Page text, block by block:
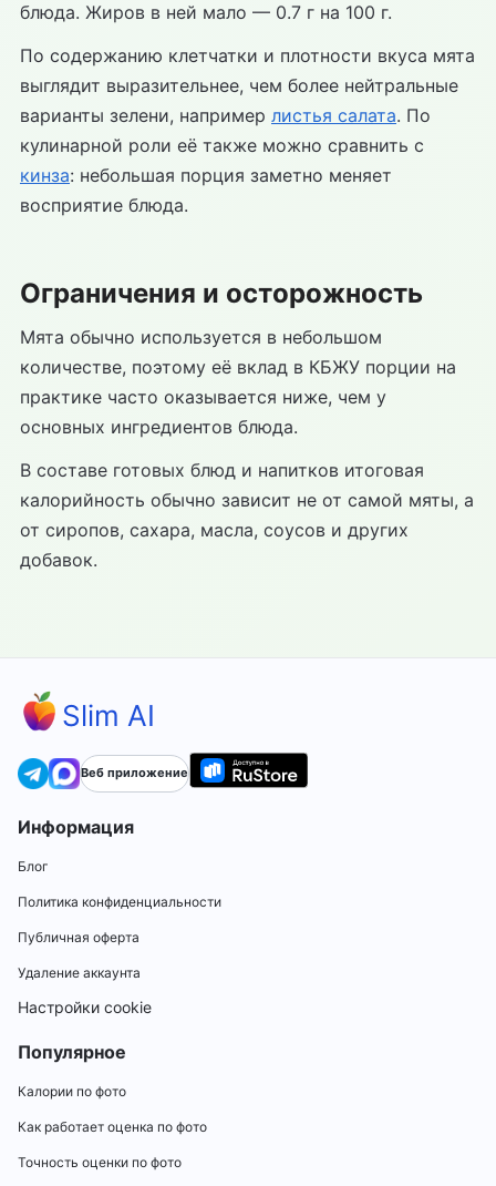
блюда. Жиров в ней мало — 0.7 г на 100 г.
По содержанию клетчатки и плотности вкуса мята
выглядит выразительнее, чем более нейтральные
варианты зелени, например листья салата. По
кулинарной роли её также можно сравнить с
кинза: небольшая порция заметно меняет
восприятие блюда.
Ограничения и осторожность
Мята обычно используется в небольшом
количестве, поэтому её вклад в КБЖУ порции на
практике часто оказывается ниже, чем у
основных ингредиентов блюда.
В составе готовых блюд и напитков итоговая
калорийность обычно зависит не от самой мяты, а
от сиропов, сахара, масла, соусов и других
добавок.
Slim AI
Веб приложение
Информация
Блог
Политика конфиденциальности
Публичная оферта
Удаление аккаунта
Настройки cookie
Популярное
Калории по фото
Как работает оценка по фото
Точность оценки по фото